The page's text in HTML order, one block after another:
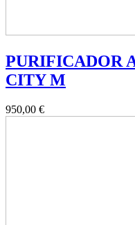
PURIFICADOR
CITY M
950,00 €